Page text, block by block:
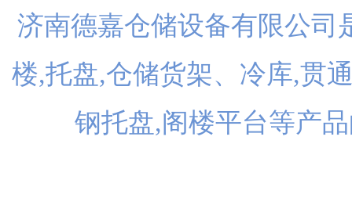
济南德嘉仓储设备有限公司
楼,托盘,仓储货架、冷库,贯
钢托盘,阁楼平台等产